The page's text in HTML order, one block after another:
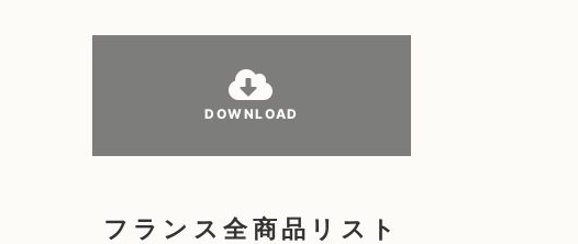
DOWNLOAD
フランス全商品リスト